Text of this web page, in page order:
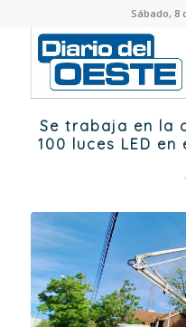
Sábado, 8
Se trabaja en la
100 luces LED